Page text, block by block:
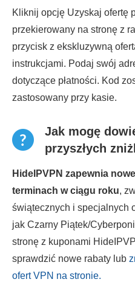
Kliknij opcję Uzyskaj ofertę
przekierowany na stronę z
przycisk z ekskluzywną
instrukcjami. Podaj swój
dotyczące płatności. Kod
zastosowany przy kasie.
Jak mogę
przyszłych
HideIPVPN zapewnia
terminach w ciągu roku,
świątecznych i specjalnych
jak Czarny Piątek/
stronę z kuponami
sprawdzić nowe rabaty lub
ofert VPN na stronie.